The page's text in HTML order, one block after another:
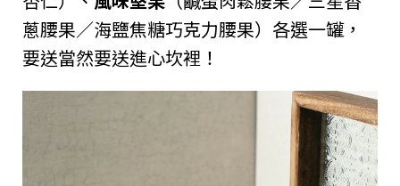
蔥腰果／海鹽焦糖巧克力腰果）各選一罐，
要送當然要送進心坎裡！